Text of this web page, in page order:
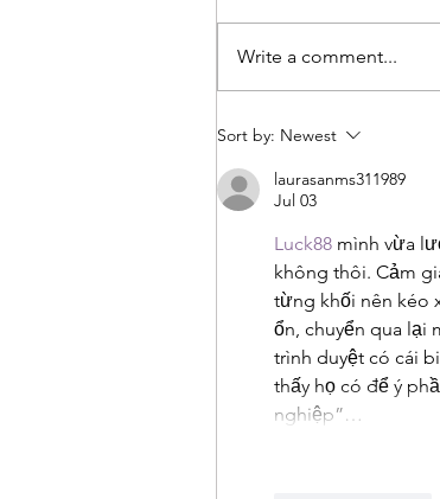
High Protein Chile
Write a comment...
Sort by: Newest
laurasanms311989
Jul 03
Luck88 mình vừa
không thôi. Cảm
từng khối nên kéo
ổn, chuyển qua lại
trình duyệt có cái
thấy họ có để ý
nghiệp”…